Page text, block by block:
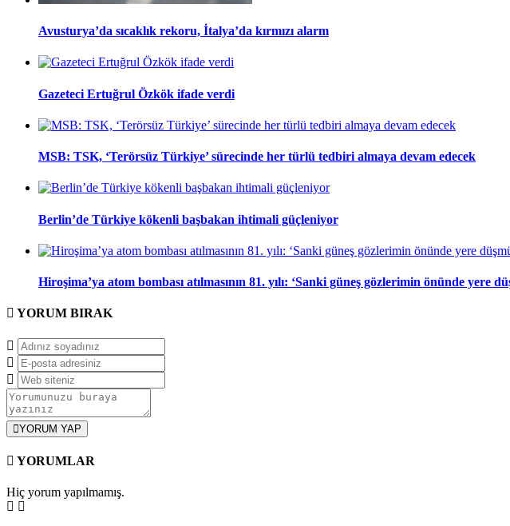
Avusturya’da sıcaklık rekoru, İtalya’da kırmızı alarm
Gazeteci Ertuğrul Özkök ifade verdi
MSB: TSK, ‘Terörsüz Türkiye’ sürecinde her türlü tedbiri almaya devam edecek
Berlin’de Türkiye kökenli başbakan ihtimali güçleniyor
Hiroşima’ya atom bombası atılmasının 81. yılı: ‘Sanki güneş gözlerimin önünde yere
YORUM BIRAK
YORUM YAP
YORUMLAR
Hiç yorum yapılmamış.